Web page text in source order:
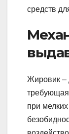
Жировик –
требующая
при